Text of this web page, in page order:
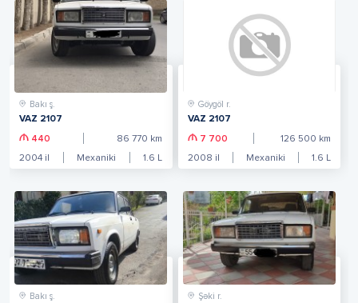
Bakı ş.
VAZ 2107
440 86 770 km
2004 il Mexaniki 1.6 L
Göygöl r.
VAZ 2107
7 700 126 500 km
2008 il Mexaniki 1.6 L
Bakı ş. Şəki r.